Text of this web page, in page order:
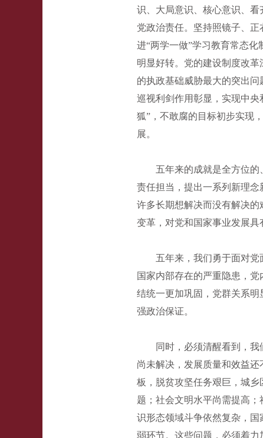
识、大局意识、核心意识、
党政治责任。坚持照镜子、
进“两学一做”学习教育常态
明显好转。党的建设制度改
的执政基础威胁最大的突出
巡视利剑作用彰显，实现中央
狐”，不敢腐的目标初步实现
展。
五年来的成就是全方位
责任担当，提出一系列新理
许多长期想解决而没有解决
变革，对党和国家事业发展具
五年来，我们勇于面对
国家内部存在的严重隐患，
结统一更加巩固，党群关系
强政治保证。
同时，必须清醒看到，
尚未解决，发展质量和效益
板，脱贫攻坚任务艰巨，城
题；社会文明水平尚需提高
识形态领域斗争依然复杂，
弱环节。这些问题，必须着力